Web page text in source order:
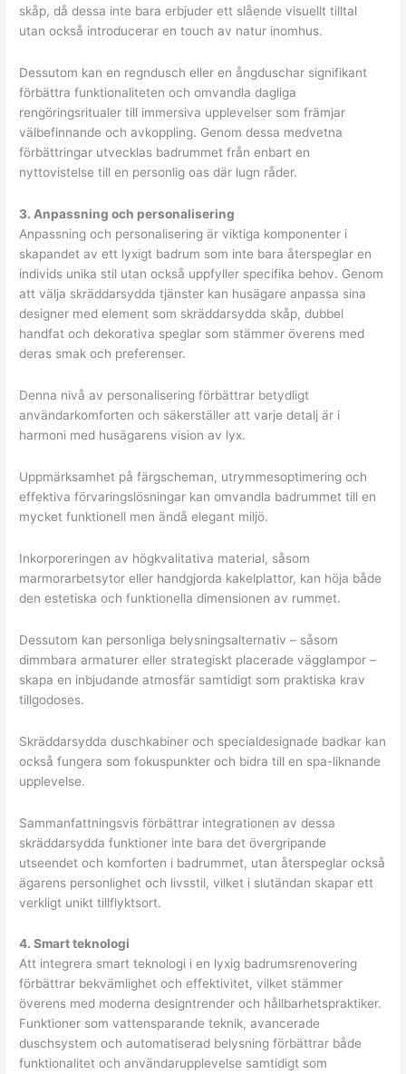
skåp, då dessa inte bara erbjuder ett slående visuellt tilltal
utan också introducerar en touch av natur inomhus.
Dessutom kan en regndusch eller en ångduschar signifikant
förbättra funktionaliteten och omvandla dagliga
rengöringsritualer till immersiva upplevelser som främjar
välbefinnande och avkoppling. Genom dessa medvetna
förbättringar utvecklas badrummet från enbart en
nyttovistelse till en personlig oas där lugn råder.
3. Anpassning och personalisering
Anpassning och personalisering är viktiga komponenter i
skapandet av ett lyxigt badrum som inte bara återspeglar en
individs unika stil utan också uppfyller specifika behov. Genom
att välja skräddarsydda tjänster kan husägare anpassa sina
designer med element som skräddarsydda skåp, dubbel
handfat och dekorativa speglar som stämmer överens med
deras smak och preferenser.
Denna nivå av personalisering förbättrar betydligt
användarkomforten och säkerställer att varje detalj är i
harmoni med husägarens vision av lyx.
Uppmärksamhet på färgscheman, utrymmesoptimering och
effektiva förvaringslösningar kan omvandla badrummet till en
mycket funktionell men ändå elegant miljö.
Inkorporeringen av högkvalitativa material, såsom
marmorarbetsytor eller handgjorda kakelplattor, kan höja både
den estetiska och funktionella dimensionen av rummet.
Dessutom kan personliga belysningsalternativ – såsom
dimmbara armaturer eller strategiskt placerade vägglampor –
skapa en inbjudande atmosfär samtidigt som praktiska krav
tillgodoses.
Skräddarsydda duschkabiner och specialdesignade badkar kan
också fungera som fokuspunkter och bidra till en spa-liknande
upplevelse.
Sammanfattningsvis förbättrar integrationen av dessa
skräddarsydda funktioner inte bara det övergripande
utseendet och komforten i badrummet, utan återspeglar också
ägarens personlighet och livsstil, vilket i slutändan skapar ett
verkligt unikt tillflyktsort.
4. Smart teknologi
Att integrera smart teknologi i en lyxig badrumsrenovering
förbättrar bekvämlighet och effektivitet, vilket stämmer
överens med moderna designtrender och hållbarhetspraktiker.
Funktioner som vattensparande teknik, avancerade
duschsystem och automatiserad belysning förbättrar både
funktionalitet och användarupplevelse samtidigt som